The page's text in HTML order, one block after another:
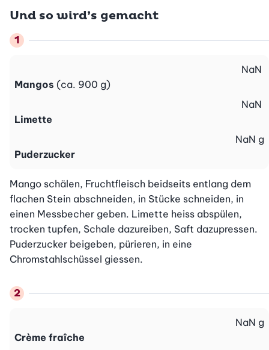
Und so wird’s gemacht
Mangos (ca. 900 g)
NaN
Limette
NaN
Puderzucker
NaN g
Mango schälen, Fruchtfleisch beidseits entlang dem
flachen Stein abschneiden, in Stücke schneiden, in
einen Messbecher geben. Limette heiss abspülen,
trocken tupfen, Schale dazureiben, Saft dazupressen.
Puderzucker beigeben, pürieren, in eine
Chromstahlschüssel giessen.
Crème fraîche
NaN g